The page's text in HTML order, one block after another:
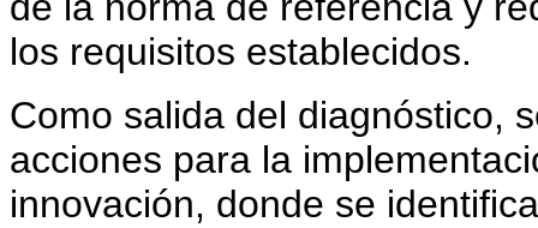
los requisitos establecidos.
Como salida del diagnóstico,
acciones para la
innovación, donde se